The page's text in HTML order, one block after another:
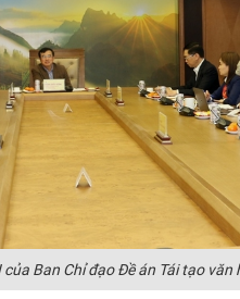
Ban Chỉ đạo Đề án Tái tạo